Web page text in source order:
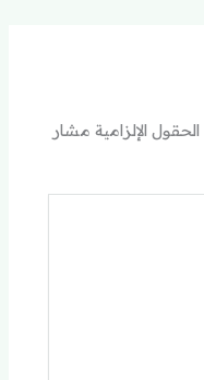
الحقول الإلزامية مشار